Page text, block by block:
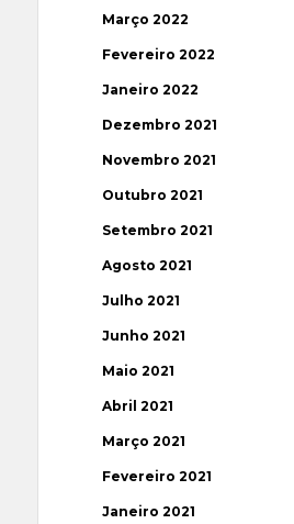
Março 2022
Fevereiro 2022
Janeiro 2022
Dezembro 2021
Novembro 2021
Outubro 2021
Setembro 2021
Agosto 2021
Julho 2021
Junho 2021
Maio 2021
Abril 2021
Março 2021
Fevereiro 2021
Janeiro 2021